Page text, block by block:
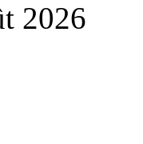
2026